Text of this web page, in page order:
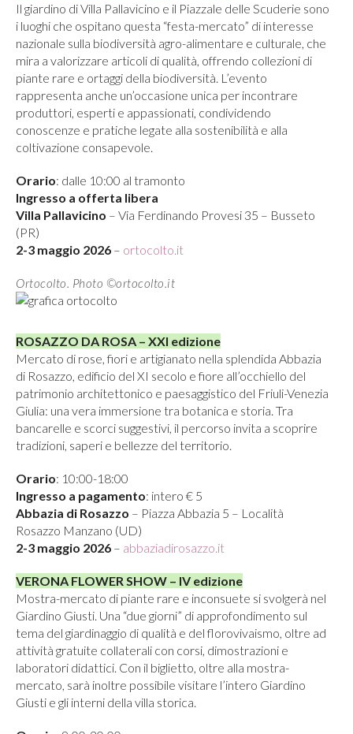
Il giardino di Villa Pallavicino e il Piazzale delle Scuderie sono
i luoghi che ospitano questa “festa-mercato” di interesse
nazionale sulla biodiversità agro-alimentare e culturale, che
mira a valorizzare articoli di qualità, offrendo collezioni di
piante rare e ortaggi della biodiversità. L’evento
rappresenta anche un’occasione unica per incontrare
produttori, esperti e appassionati, condividendo
conoscenze e pratiche legate alla sostenibilità e alla
coltivazione consapevole.
Orario: dalle 10:00 al tramonto
Ingresso a offerta libera
Villa Pallavicino – Via Ferdinando Provesi 35 – Busseto
(PR)
2-3 maggio 2026 – ortocolto.it
Ortocolto. Photo ©ortocolto.it
ROSAZZO DA ROSA – XXI edizione
Mercato di rose, fiori e artigianato nella splendida Abbazia
di Rosazzo, edificio del XI secolo e fiore all’occhiello del
patrimonio architettonico e paesaggistico del Friuli-Venezia
Giulia: una vera immersione tra botanica e storia. Tra
bancarelle e scorci suggestivi, il percorso invita a scoprire
tradizioni, saperi e bellezze del territorio.
Orario: 10:00-18:00
Ingresso a pagamento: intero € 5
Abbazia di Rosazzo – Piazza Abbazia 5 – Località
Rosazzo Manzano (UD)
2-3 maggio 2026 – abbaziadirosazzo.it
VERONA FLOWER SHOW – IV edizione
Mostra-mercato di piante rare e inconsuete si svolgerà nel
Giardino Giusti. Una “due giorni” di approfondimento sul
tema del giardinaggio di qualità e del florovivaismo, oltre ad
attività gratuite collaterali con corsi, dimostrazioni e
laboratori didattici. Con il biglietto, oltre alla mostra-
mercato, sarà inoltre possibile visitare l’intero Giardino
Giusti e gli interni della villa storica.